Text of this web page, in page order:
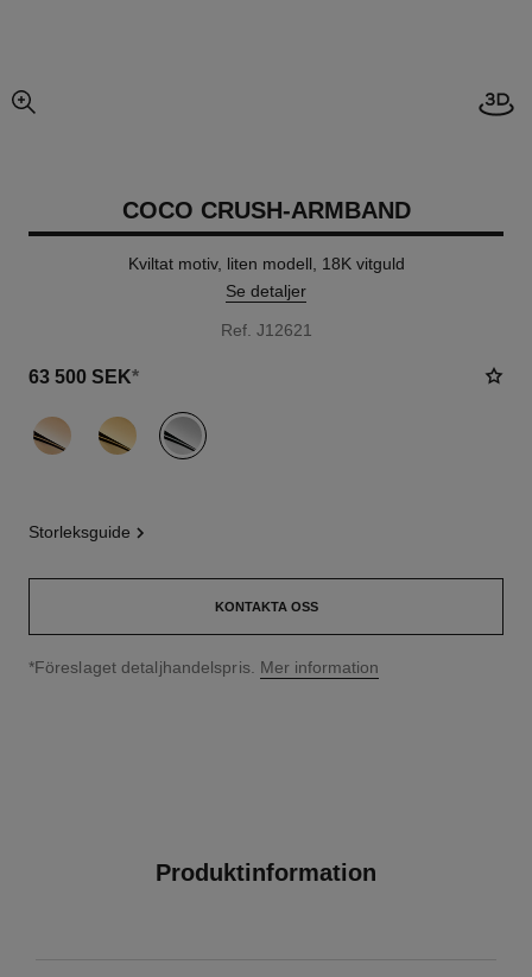
förstorad bildvy
COCO CRUSH-ARMBAND
Kviltat motiv, liten modell, 18K vitguld
Se detaljer
Ref. J12621
63 500 SEK*
variant (3)
storleksguide
KONTAKTA OSS
↩
*Föreslaget detaljhandelspris. Mer information
Produktinformation